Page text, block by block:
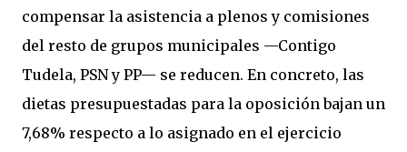
compensar la asistencia a plenos y comisiones
del resto de grupos municipales —Contigo
Tudela, PSN y PP— se reducen. En concreto, las
dietas presupuestadas para la oposición bajan un
7,68% respecto a lo asignado en el ejercicio